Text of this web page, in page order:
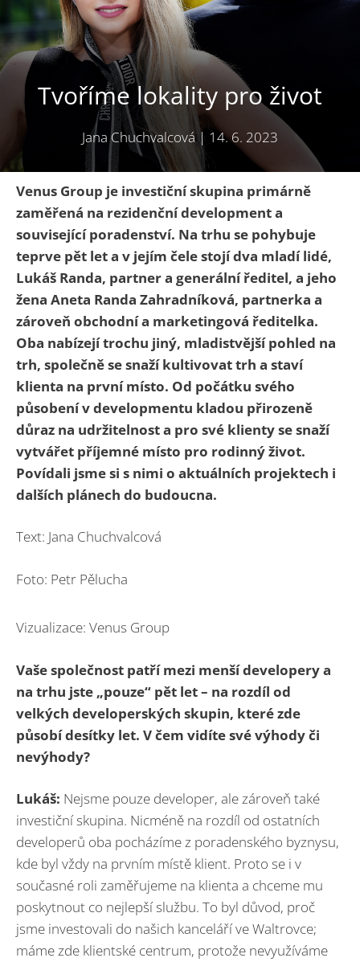
Tvoříme lokality pro život
Jana Chuchvalcová| 14. 6. 2023
Venus Group je investiční skupina primárně
zaměřená na rezidenční development a
související poradenství. Na trhu se pohybuje
teprve pět let a v jejím čele stojí dva mladí lidé,
Lukáš Randa, partner a generální ředitel, a jeho
žena Aneta Randa Zahradníková, partnerka a
zároveň obchodní a marketingová ředitelka.
Oba nabízejí trochu jiný, mladistvější pohled na
trh, společně se snaží kultivovat trh a staví
klienta na první místo. Od počátku svého
působení v developmentu kladou přirozeně
důraz na udržitelnost a pro své klienty se snaží
vytvářet příjemné místo pro rodinný život.
Povídali jsme si s nimi o aktuálních projektech i
dalších plánech do budoucna.
Text: Jana Chuchvalcová
Foto: Petr Pělucha
Vizualizace: Venus Group
Vaše společnost patří mezi menší developery a
na trhu jste „pouze“ pět let – na rozdíl od
velkých developerských skupin, které zde
působí desítky let. V čem vidíte své výhody či
nevýhody?
Lukáš: Nejsme pouze developer, ale zároveň také
investiční skupina. Nicméně na rozdíl od ostatních
developerů oba pocházíme z poradenského byznysu,
kde byl vždy na prvním místě klient. Proto se i v
současné roli zaměřujeme na klienta a chceme mu
poskytnout co nejlepší službu. To byl důvod, proč
jsme investovali do našich kanceláří ve Waltrovce;
máme zde klientské centrum, protože nevyužíváme